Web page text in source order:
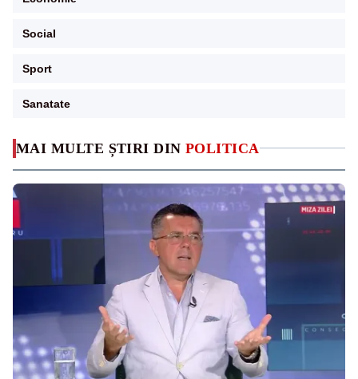
MAI MULTE ȘTIRI DIN POLITICA
Social
Sport
Sanatate